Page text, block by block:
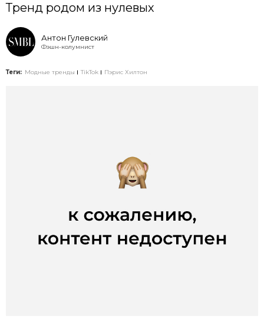
Тренд родом из нулевых
Антон Гулевский
Фэшн-колумнист
Теги: Модные тренды TikTok Пэрис Хилтон